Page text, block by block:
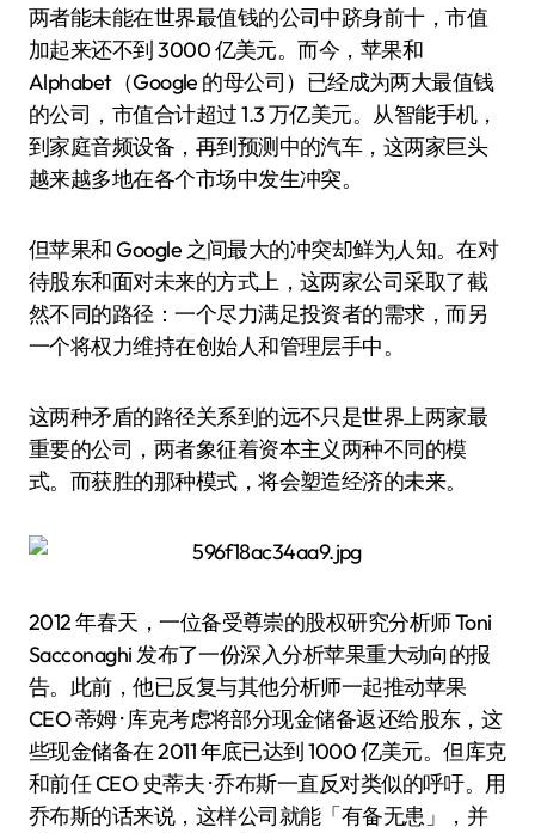
两者能未能在世界最值钱的公司中跻身前十，市值
加起来还不到 3000 亿美元。而今，苹果和
Alphabet（Google 的母公司）已经成为两大最值钱
的公司，市值合计超过 1.3 万亿美元。从智能手机，
到家庭音频设备，再到预测中的汽车，这两家巨头
越来越多地在各个市场中发生冲突。
但苹果和 Google 之间最大的冲突却鲜为人知。在对
待股东和面对未来的方式上，这两家公司采取了截
然不同的路径：一个尽力满足投资者的需求，而另
一个将权力维持在创始人和管理层手中。
这两种矛盾的路径关系到的远不只是世界上两家最
重要的公司，两者象征着资本主义两种不同的模
式。而获胜的那种模式，将会塑造经济的未来。
2012 年春天，一位备受尊崇的股权研究分析师 Toni
Sacconaghi 发布了一份深入分析苹果重大动向的报
告。此前，他已反复与其他分析师一起推动苹果
CEO 蒂姆 · 库克考虑将部分现金储备返还给股东，这
些现金储备在 2011 年底已达到 1000 亿美元。但库克
和前任 CEO 史蒂夫 · 乔布斯一直反对类似的呼吁。用
乔布斯的话来说，这样公司就能「有备无患」，并